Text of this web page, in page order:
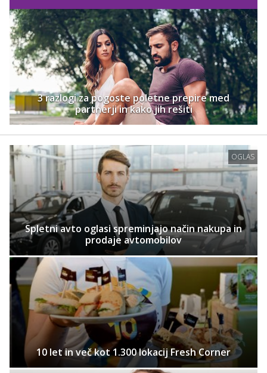
3 razlogi za pogoste poletne prepire med
partnerji in kako jih rešiti
OGLAS
Spletni avto oglasi spreminjajo način nakupa in
prodaje avtomobilov
10 let in več kot 1.300 lokacij Fresh Corner